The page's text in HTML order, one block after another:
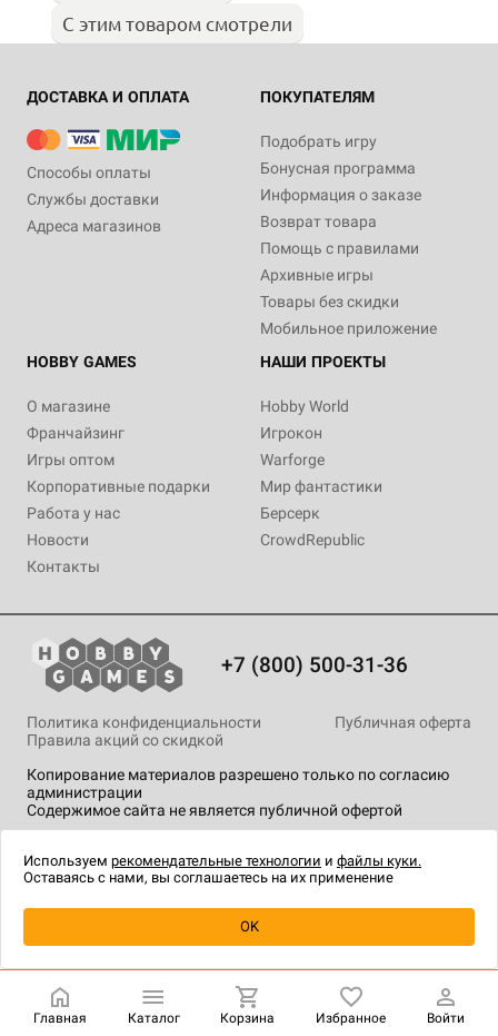
Купить| 1 390 ₽
С этим товаром смотрели
ДОСТАВКА И ОПЛАТА
Способы оплаты
Службы доставки
Адреса магазинов
ПОКУПАТЕЛЯМ
Подобрать игру
Бонусная программа
Информация о заказе
Возврат товара
Помощь с правилами
Архивные игры
Товары без скидки
Мобильное приложение
HOBBY GAMES
О магазине
Франчайзинг
Игры оптом
Корпоративные подарки
Работа у нас
Новости
Контакты
НАШИ ПРОЕКТЫ
Hobby World
Игрокон
Warforge
Мир фантастики
Берсерк
CrowdRepublic
+7 (800) 500-31-36
Копирование материалов разрешено только по согласию
администрации
Содержимое сайта не является публичной офертой
Политика конфиденциальности
Публичная оферта
Правила акций со скидкой
технологии.
Главная Каталог Корзина Избранное Войти
Используем рекомендательные технологии и файлы куки.
Оставаясь с нами, вы соглашаетесь на их применение
OK